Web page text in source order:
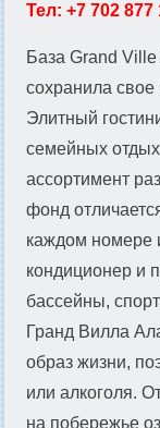
Тел: +7 702 877
База Grand
сохранила
Элитный
семейных
ассортимент
фонд
каждом номере
кондиционер и
бассейны,
Гранд Вилла
образ жизни,
или алкоголя.
на побережье